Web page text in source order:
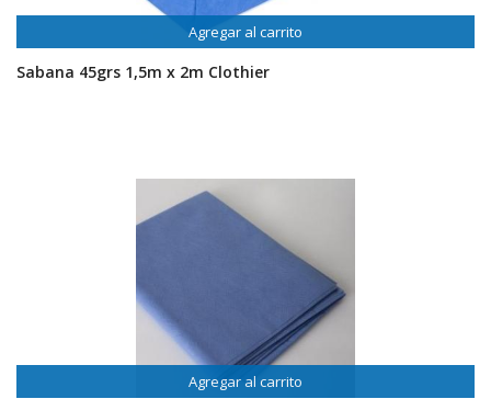
Agregar al carrito
Sabana 45grs 1,5m x 2m Clothier
Agregar al carrito